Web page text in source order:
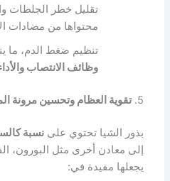
تقليل خطر الجلطات
محتواها من مضادات
تنظيم ضغط الدم،
وظائف الانتصاب
5. تقوية العظام وتحسين مرونة
بذور الشيا تحتوي علىنسبة
إلى معادن أخرى مثل البورون،
يجعلها مفيدة في: